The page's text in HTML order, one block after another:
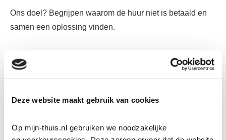
Deze website maakt gebruik van cookies
Op mijn-thuis.nl gebruiken we noodzakelijke
Ons doel? Begrijpen waarom de huur niet is betaald en
samen een oplossing vinden.
voorkomen?